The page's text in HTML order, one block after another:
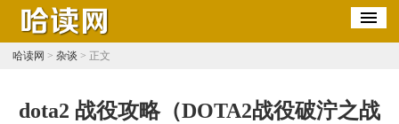
哈读网 > 杂谈 > 正文
​dota2 战役攻略（DOTA2战役破泞之战